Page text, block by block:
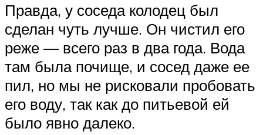
Правда, у соседа колодец был
сделан чуть лучше. Он чистил его
реже — всего раз в два года. Вода
там была почище, и сосед даже ее
пил, но мы не рисковали пробовать
его воду, так как до питьевой ей
было явно далеко.